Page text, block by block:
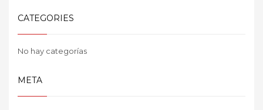
CATEGORIES
No hay categorías
META